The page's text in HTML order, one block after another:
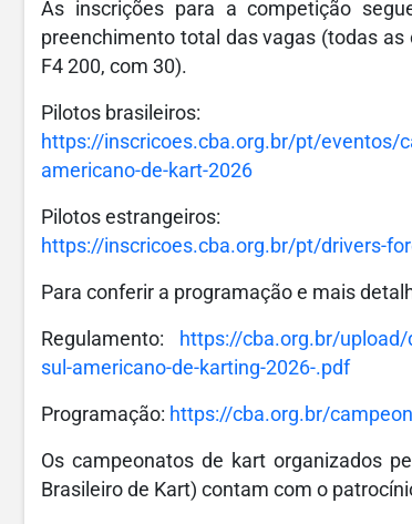
As inscrições para a competição
preenchimento total das vagas (todas
F4 200, com 30).
Pilotos brasileiros:
https://inscricoes.cba.org.br/pt/eventos/
americano-de-kart-2026
Pilotos estrangeiros:
https://inscricoes.cba.org.br/pt/drivers-
Para conferir a programação e mais
Regulamento: https://cba.org.br/
sul-americano-de-karting-2026-.pdf
Programação: https://cba.org.br/
Os campeonatos de kart organizados
Brasileiro de Kart) contam com o